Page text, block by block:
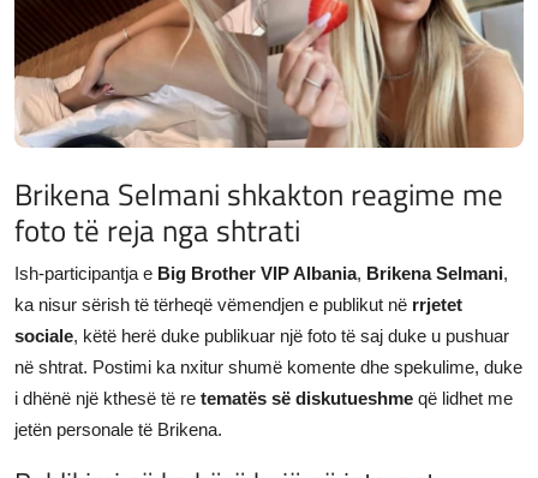
Shqip
Brikena Selmani shkakton reagime me
foto të reja nga shtrati
Ish-participantja e Big Brother VIP Albania, Brikena Selmani,
ka nisur sërish të tërheqë vëmendjen e publikut në rrjetet
sociale, këtë herë duke publikuar një foto të saj duke u pushuar
në shtrat. Postimi ka nxitur shumë komente dhe spekulime, duke
i dhënë një kthesë të re tematës së diskutueshme që lidhet me
jetën personale të Brikena.